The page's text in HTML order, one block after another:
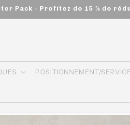
Pack - Profitez de 15 % de
POSITIONNEMENT/